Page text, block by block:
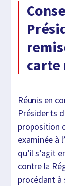
carte
Réunis en
Présidents
proposition
examinée à
qu’il s’agit
contre la
procédant à